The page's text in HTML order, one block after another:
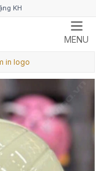
KH
MENU
in logo